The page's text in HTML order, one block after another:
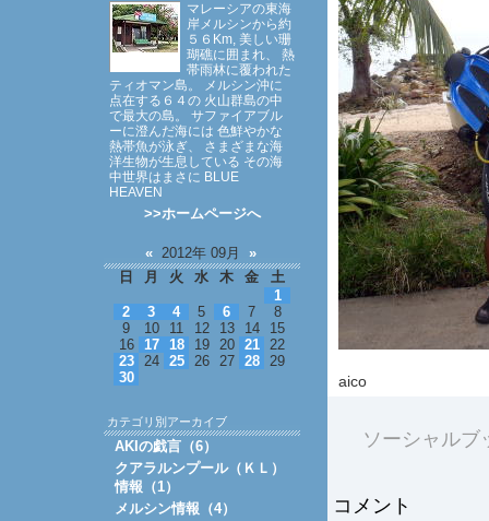
aico
ソーシャルブ
コメント
マレーシアの東海
岸メルシンから約
５６Km, 美しい珊
瑚礁に囲まれ、 熱
帯雨林に覆われた
ティオマン島。 メルシン沖に
点在する６４の 火山群島の中
で最大の島。 サファイアブル
ーに澄んだ海には 色鮮やかな
熱帯魚が泳ぎ、 さまざまな海
洋生物が生息している その海
中世界はまさに BLUE
HEAVEN
>>ホームページへ
« 2012年 09月 »
日
月 火 水 木 金
土
1
2
3 4 5 6 7
8
9
10 11 12 13 14
15
16
17 18 19 20 21
22
23
24 25 26 27 28
29
30
カテゴリ別アーカイブ
AKIの戯言（6）
クアラルンプール（ＫＬ）
情報（1）
メルシン情報（4）